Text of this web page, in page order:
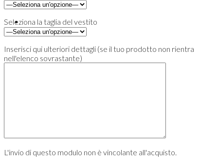
Seleziona la taglia del vestito
Inserisci qui ulteriori dettagli (se il tuo prodotto non rientra
nell'elenco sovrastante)
L'invio di questo modulo non è vincolante all'acquisto.